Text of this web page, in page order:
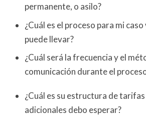
permanente, o asilo?
¿Cuál es el proceso para mi
puede llevar?
¿Cuál será la frecuencia y el
comunicación durante el
¿Cuál es su estructura de
adicionales debo esperar?